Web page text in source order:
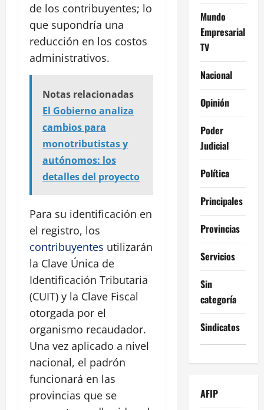
de los contribuyentes; lo
que supondría una
reducción en los costos
administrativos.
Notas relacionadas
El Gobierno analiza
cambios para
monotributistas y
autónomos: los
detalles del proyecto
Para su identificación en
el registro, los
contribuyentes utilizarán
la Clave Única de
Identificación Tributaria
(CUIT) y la Clave Fiscal
otorgada por el
organismo recaudador.
Una vez aplicado a nivel
nacional, el padrón
funcionará en las
provincias que se
Mundo
Empresarial
TV
Nacional
Opinión
Poder
Judicial
Política
Principales
Provincias
Servicios
Sin
categoría
Sindicatos
AFIP